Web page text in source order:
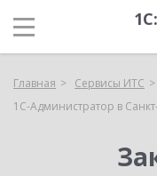
Главная Сервисы ИТС
1С-Администратор в